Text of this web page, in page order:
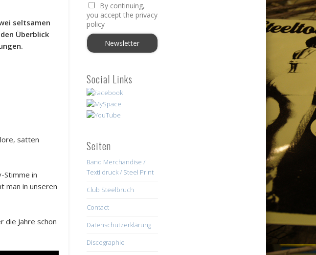
seltsamen
Überblick
satten
Stimme in
man in unseren
die Jahre schon
By continuing,
you accept the privacy
policy
Social Links
Seiten
Band Merchandise /
Textildruck / Steel Print
Club Steelbruch
Contact
Datenschutzerklärung
Discographie